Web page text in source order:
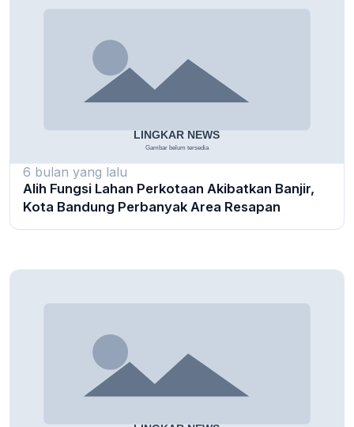
6 bulan yang lalu
Alih Fungsi Lahan Perkotaan Akibatkan Banjir,
Kota Bandung Perbanyak Area Resapan